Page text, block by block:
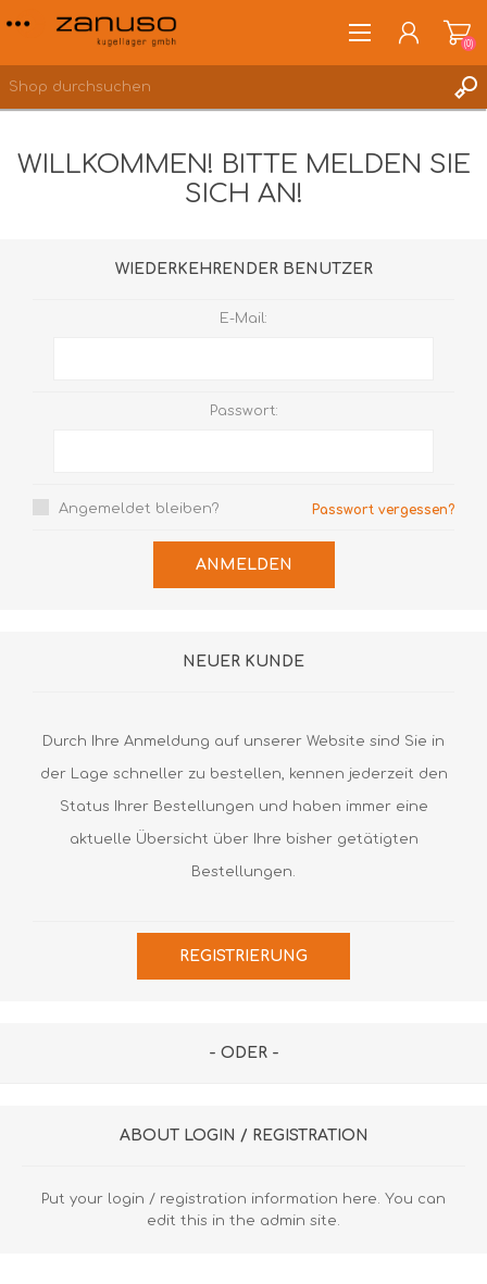
(0)
WILLKOMMEN! BITTE MELDEN SIE
SICH AN!
WIEDERKEHRENDER BENUTZER
E-Mail:
Passwort:
Angemeldet bleiben? Passwort vergessen?
ANMELDEN
NEUER KUNDE
Durch Ihre Anmeldung auf unserer Website sind Sie in
der Lage schneller zu bestellen, kennen jederzeit den
Status Ihrer Bestellungen und haben immer eine
aktuelle Übersicht über Ihre bisher getätigten
Bestellungen.
REGISTRIERUNG
- ODER -
ABOUT LOGIN / REGISTRATION
Put your login / registration information here. You can
edit this in the admin site.